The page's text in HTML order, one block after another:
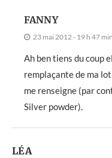
FANNY
23 mai 2012 - 19 h 47 min
Ah ben tiens du coup
remplaçante de ma
me renseigne (par
Silver powder).
LÉA